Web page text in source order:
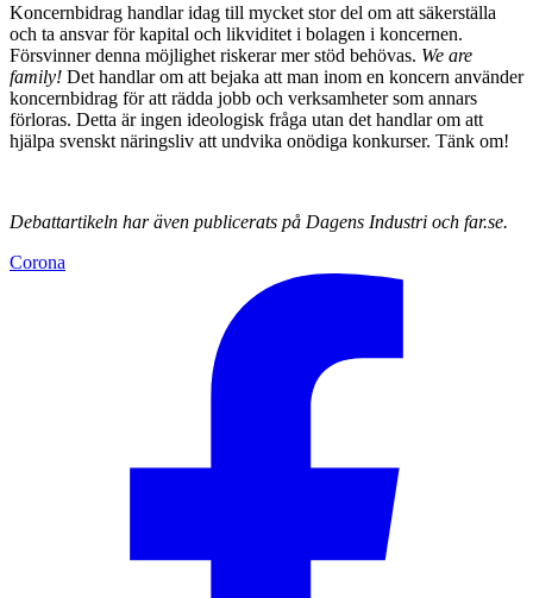
Koncernbidrag handlar idag till mycket stor del om att säkerställa
och ta ansvar för kapital och likviditet i bolagen i koncernen.
Försvinner denna möjlighet riskerar mer stöd behövas. We are
family! Det handlar om att bejaka att man inom en koncern använder
koncernbidrag för att rädda jobb och verksamheter som annars
förloras. Detta är ingen ideologisk fråga utan det handlar om att
hjälpa svenskt näringsliv att undvika onödiga konkurser. Tänk om!
Debattartikeln har även publicerats på Dagens Industri och far.se.
Corona